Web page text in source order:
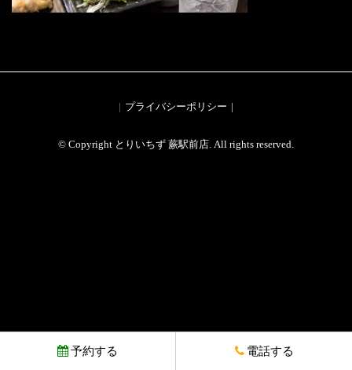
プライバシーポリシー
© Copyright とりいちず 蕨駅前店. All rights reserved.
予約する 電話する